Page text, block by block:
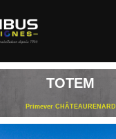
TOTEM
Primever CHÂTEAURENARD